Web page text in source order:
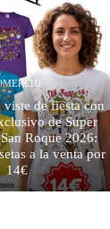
viste de fiesta con
de Super
Roque 2026:
a la venta por
14€